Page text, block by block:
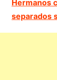
Hermanos
separados